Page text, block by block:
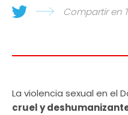
Compartir en
La violencia sexual en el
cruel y